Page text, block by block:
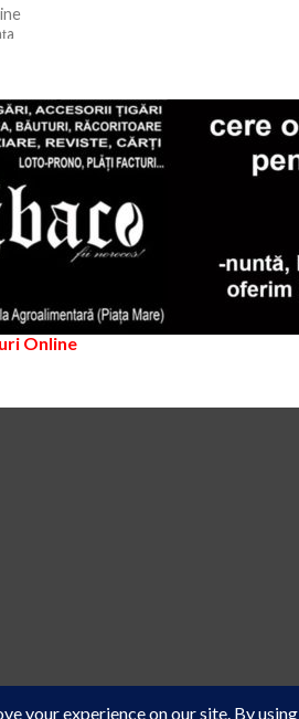
EU cookie law
Online
fi preluate doar cu acordul scris al reprezentanţilor